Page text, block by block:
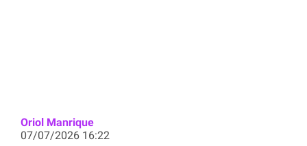
Oriol Manrique
07/07/2026 16:22